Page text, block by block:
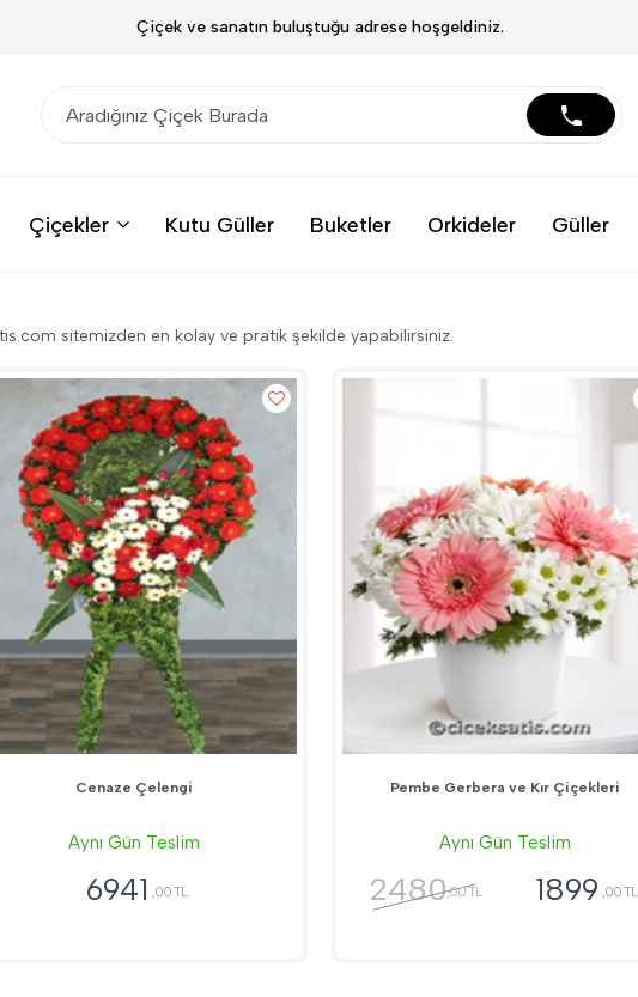
Çiçek ve sanatın buluştuğu adrese hoşgeldiniz.
Çiçekler Kutu Güller Buketler Orkideler Güller
sitemizden en kolay ve pratik şekilde yapabilirsiniz.
Cenaze Çelengi
Aynı Gün Teslim
6941 ,00 TL
Pembe Gerbera ve Kır Çiçekleri
Aynı Gün Teslim
2480,00 TL 1899 ,00 TL